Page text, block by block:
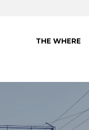
THE WHERE